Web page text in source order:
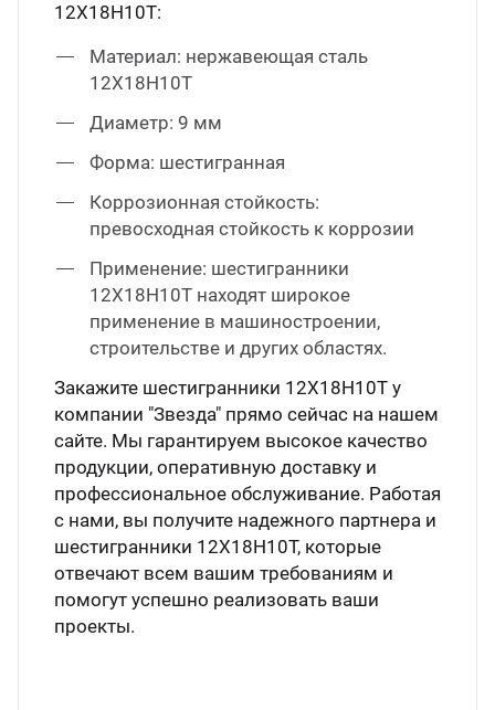
12Х18Н10Т:
Материал: нержавеющая сталь
12Х18Н10Т
Диаметр: 9 мм
Форма: шестигранная
Коррозионная стойкость:
превосходная стойкость к коррозии
Применение: шестигранники
12Х18Н10Т находят широкое
применение в машиностроении,
строительстве и других областях.
Закажите шестигранники 12Х18Н10Т у
компании "Звезда" прямо сейчас на нашем
сайте. Мы гарантируем высокое качество
продукции, оперативную доставку и
профессиональное обслуживание. Работая
с нами, вы получите надежного партнера и
шестигранники 12Х18Н10Т, которые
отвечают всем вашим требованиям и
помогут успешно реализовать ваши
проекты.